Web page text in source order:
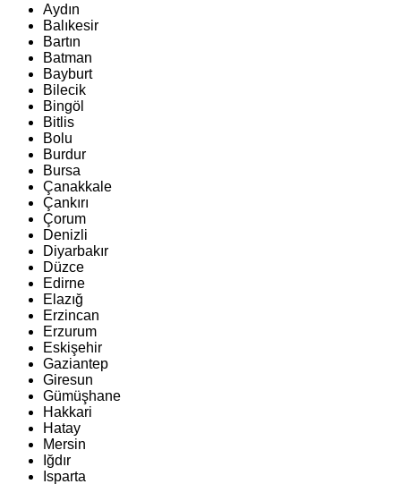
Aydın
Balıkesir
Bartın
Batman
Bayburt
Bilecik
Bingöl
Bitlis
Bolu
Burdur
Bursa
Çanakkale
Çankırı
Çorum
Denizli
Diyarbakır
Düzce
Edirne
Elazığ
Erzincan
Erzurum
Eskişehir
Gaziantep
Giresun
Gümüşhane
Hakkari
Hatay
Mersin
Iğdır
Isparta